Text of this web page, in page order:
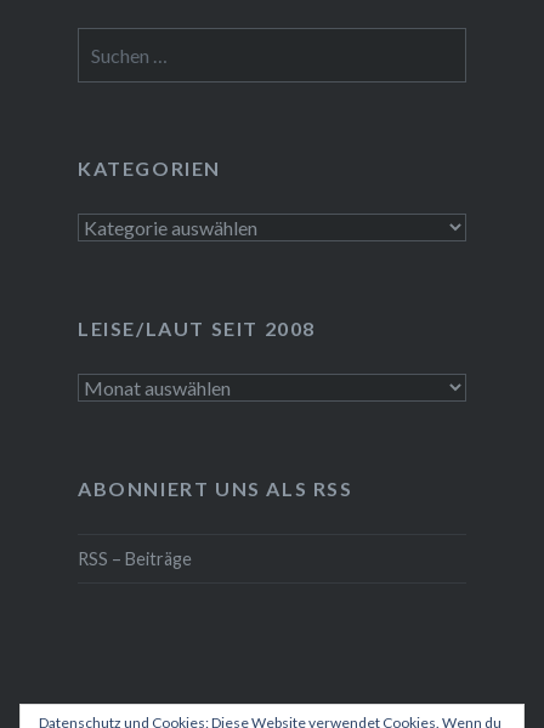
nach:
KATEGORIEN
Kategorien
LEISE/LAUT SEIT 2008
LEISE/laut
ABONNIERT UNS ALS RSS
RSS – Beiträge
Datenschutz und Cookies: Diese Website verwendet Cookies. Wenn du